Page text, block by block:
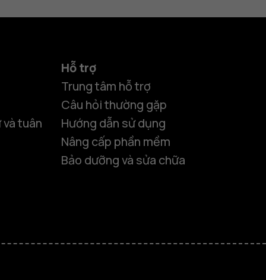
tuân
Hỗ trợ
Trung tâm hỗ trợ
Câu hỏi thường gặp
Hướng dẫn sử dụng
Nâng cấp phần mềm
Bảo dưỡng và sửa chữa